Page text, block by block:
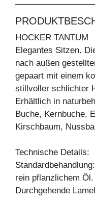
HOCKER TANTUM
Elegantes Sitzen.
nach außen
gepaart mit einem
stillvoller schlichter
Erhältlich in
Buche, Kernbuche,
Kirschbaum,
Technische Details:
rein pflanzlichem Öl.
Durchgehende